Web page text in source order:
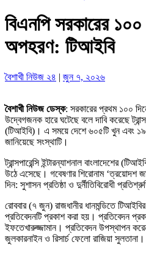
বিএনপি সরকারের
অপহরণ: টিআইবি
বৈশাখী নিউজ ২৪ | জুন ৭, ২০২৬
বৈশাখী নিউজ ডেস্ক: সরকারের প্রথম ১০০
উদ্বেগজনক হারে ঘটেছে বলে দাবি করেছে
(টিআইবি)। এ সময়ে দেশে ৬০৫টি খুন এবং
জানিয়েছে সংস্থাটি।
ট্রান্সপারেন্সি ইন্টারন্যাশনাল বাংলাদেশের
উঠে এসেছে। গবেষণার শিরোনাম ‘ত্রয়োদশ
দিন: সুশাসন প্রতিষ্ঠা ও দুর্নীতিবিরোধী
রোববার (৭ জুন) রাজধানীর ধানমন্ডিতে
প্রতিবেদনটি প্রকাশ করা হয়। প্রতিবেদন
ইফতেখারুজ্জামান। প্রতিবেদন উপস্থাপন
জুলকারনাইন ও রিসার্চ ফেলো রাজিয়া সুলতানা।